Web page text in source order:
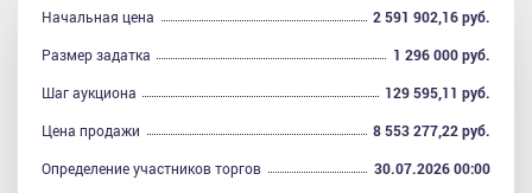
Начальная цена
2 591 902,16 руб.
Размер задатка
1 296 000 руб.
Шаг аукциона
129 595,11 руб.
Цена продажи
8 553 277,22 руб.
Определение участников торгов
30.07.2026 00:00